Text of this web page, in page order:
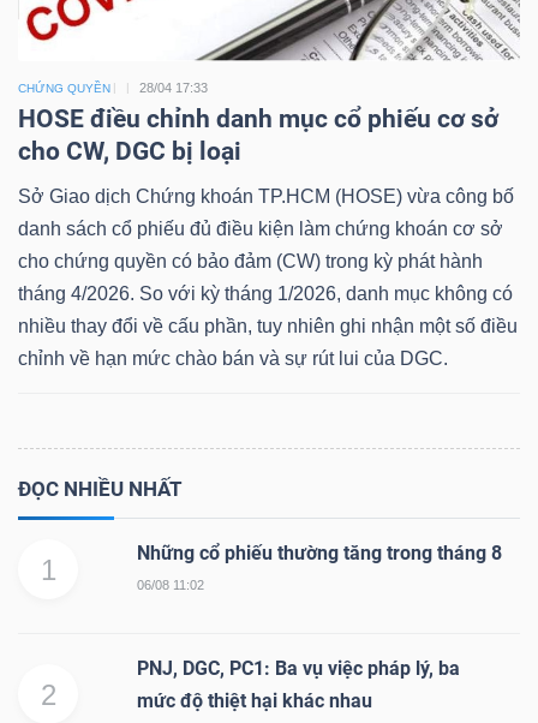
CHỨNG QUYỀN 28/04 17:33
HOSE điều chỉnh danh mục cổ phiếu cơ sở
cho CW, DGC bị loại
Sở Giao dịch Chứng khoán TP.HCM (HOSE) vừa công bố
danh sách cổ phiếu đủ điều kiện làm chứng khoán cơ sở
cho chứng quyền có bảo đảm (CW) trong kỳ phát hành
tháng 4/2026. So với kỳ tháng 1/2026, danh mục không có
nhiều thay đổi về cấu phần, tuy nhiên ghi nhận một số điều
chỉnh về hạn mức chào bán và sự rút lui của DGC.
ĐỌC NHIỀU NHẤT
1
Những cổ phiếu thường tăng trong tháng 8
06/08 11:02
2
PNJ, DGC, PC1: Ba vụ việc pháp lý, ba
mức độ thiệt hại khác nhau